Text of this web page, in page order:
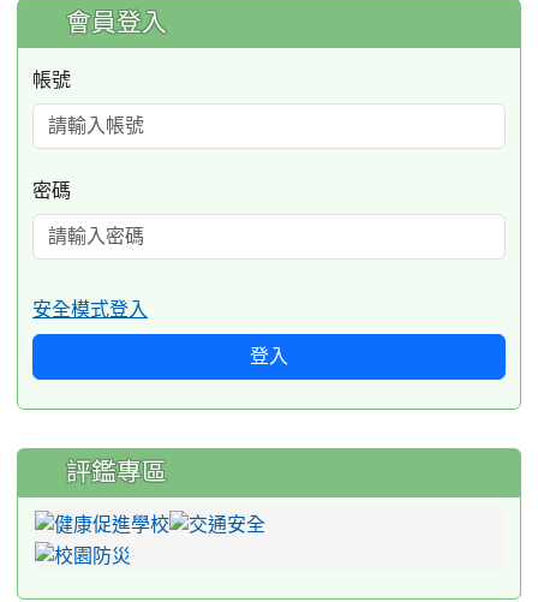
:::
會員登入
帳號
密碼
安全模式登入
登入
評鑑專區